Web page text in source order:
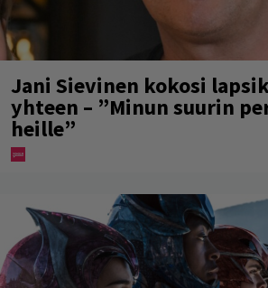
Jani Sievinen kokosi
yhteen – ”Minun suurin
heille”